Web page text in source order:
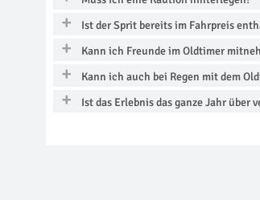
Ist der Sprit bereits im Fahrpreis
Kann ich Freunde im Oldtimer
Kann ich auch bei Regen mit dem
Ist das Erlebnis das ganze Jahr über